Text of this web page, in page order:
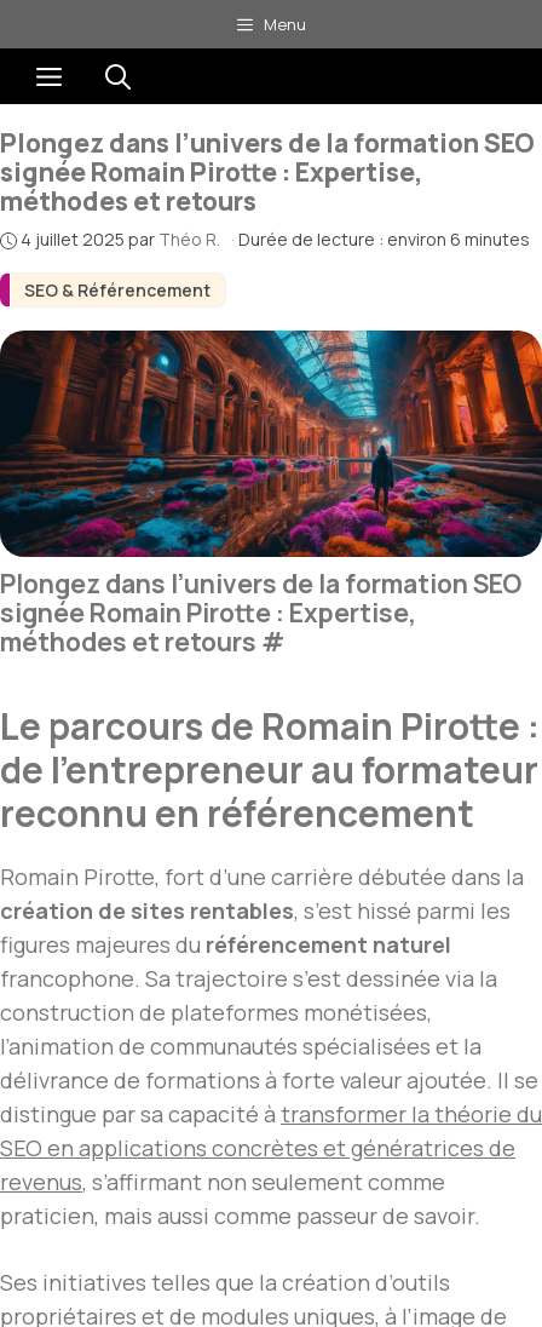
au
contenu
Menu
Menu
SEO & Référencement
Plongez dans l’univers de la formation SEO
signée Romain Pirotte : Expertise,
méthodes et retours
4 juillet 2025 par Théo R. · Durée de lecture : environ 6 minutes
Plongez dans l’univers de la formation SEO
signée Romain Pirotte : Expertise,
méthodes et retours #
Le parcours de Romain Pirotte :
de l’entrepreneur au formateur
reconnu en référencement
Romain Pirotte, fort d’une carrière débutée dans la
création de sites rentables, s’est hissé parmi les
figures majeures du référencement naturel
francophone. Sa trajectoire s’est dessinée via la
construction de plateformes monétisées,
l’animation de communautés spécialisées et la
délivrance de formations à forte valeur ajoutée. Il se
distingue par sa capacité à transformer la théorie du
SEO en applications concrètes et génératrices de
revenus, s’affirmant non seulement comme
praticien, mais aussi comme passeur de savoir.
Ses initiatives telles que la création d’outils
propriétaires et de modules uniques, à l’image de